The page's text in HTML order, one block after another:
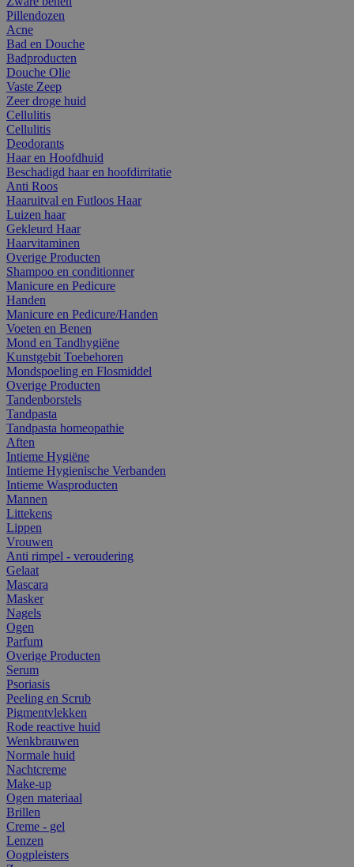
Pillendozen
Acne
Bad en Douche
Badproducten
Douche Olie
Vaste Zeep
Zeer droge huid
Cellulitis
Cellulitis
Deodorants
Haar en Hoofdhuid
Beschadigd haar en hoofdirritatie
Anti Roos
Haaruitval en Futloos Haar
Luizen haar
Gekleurd Haar
Haarvitaminen
Overige Producten
Shampoo en conditionner
Manicure en Pedicure
Handen
Manicure en Pedicure/Handen
Voeten en Benen
Mond en Tandhygiëne
Kunstgebit Toebehoren
Mondspoeling en Flosmiddel
Overige Producten
Tandenborstels
Tandpasta
Tandpasta homeopathie
Aften
Intieme Hygiëne
Intieme Hygienische Verbanden
Intieme Wasproducten
Mannen
Littekens
Lippen
Vrouwen
Anti rimpel - veroudering
Gelaat
Mascara
Masker
Nagels
Ogen
Parfum
Overige Producten
Serum
Psoriasis
Peeling en Scrub
Pigmentvlekken
Rode reactive huid
Wenkbrauwen
Normale huid
Nachtcreme
Make-up
Ogen materiaal
Brillen
Creme - gel
Lenzen
Oogpleisters